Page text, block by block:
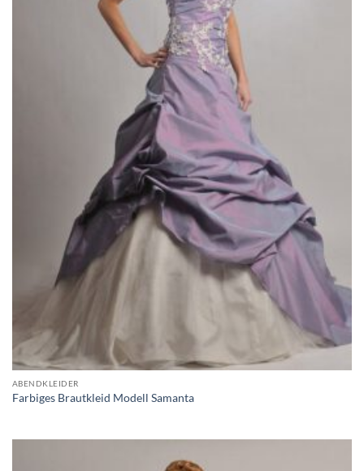
ABENDKLEIDER
Farbiges Brautkleid Modell Samanta